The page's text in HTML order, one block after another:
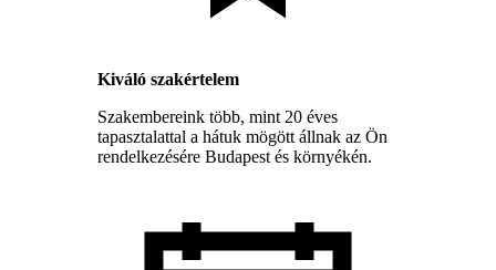
Kiváló szakértelem
Szakembereink több, mint 20 éves
tapasztalattal a hátuk mögött állnak az Ön
rendelkezésére Budapest és környékén.